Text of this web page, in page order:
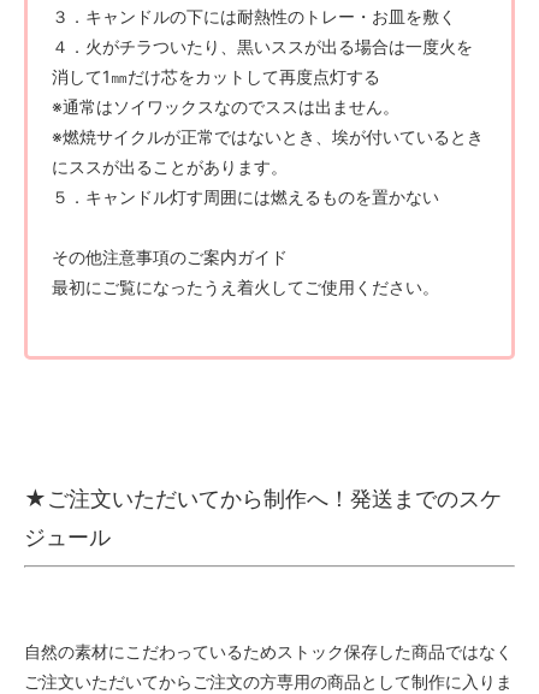
３．キャンドルの下には耐熱性のトレー・お皿を敷く
４．火がチラついたり、黒いススが出る場合は一度火を
消して1㎜だけ芯をカットして再度点灯する
※通常はソイワックスなのでススは出ません。
※燃焼サイクルが正常ではないとき、埃が付いているとき
にススが出ることがあります。
５．キャンドル灯す周囲には燃えるものを置かない
その他注意事項のご案内ガイド
最初にご覧になったうえ着火してご使用ください。
★ご注文いただいてから制作へ！発送までのスケ
ジュール
自然の素材にこだわっているためストック保存した商品ではなく
ご注文いただいてからご注文の方専用の商品として制作に入りま